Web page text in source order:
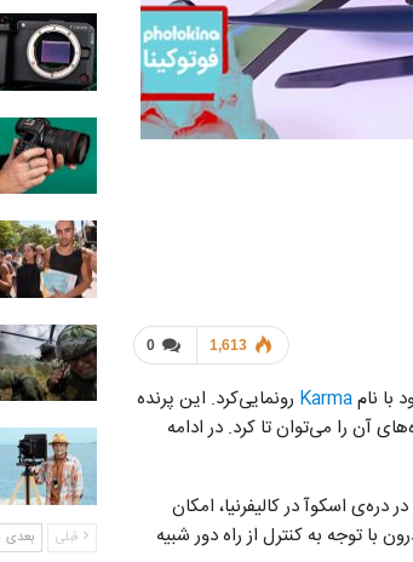
0 1,613
با نامKarma رونمایی‌کرد. این پرنده
آن را می‌توان تا کرد. در ادامه
در دره‌ی اسکوآ در کالیفرنیا، امکان
با توجه به کنترل از راه دور شبیه
قبلی بعدی